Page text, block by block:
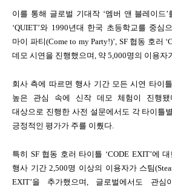
이를 통해 글로벌 기대작 ‘엠버 앤 블레이드
‘QUIET’와 1990년대 한국 초등학교를 중심
마이 파티(Come to my Party!)’, SF 협동 호러
데모 시연을 진행했으며, 약 5,000명의 이용자
회사 측에 따르면 행사 기간 모든 시연 타이
높은 관심 속에 신작 데모 체험이 진행
대상으로 진행한 사전 설문에서도 각 타이틀
긍정적인 평가가 주를 이뤘다.
특히 SF 협동 호러 타이틀 ‘CODE EXIT’에
행사 기간 2,500명 이상의 이용자가 스팀
EXIT’을 추가했으며, 글로벌에서도 관